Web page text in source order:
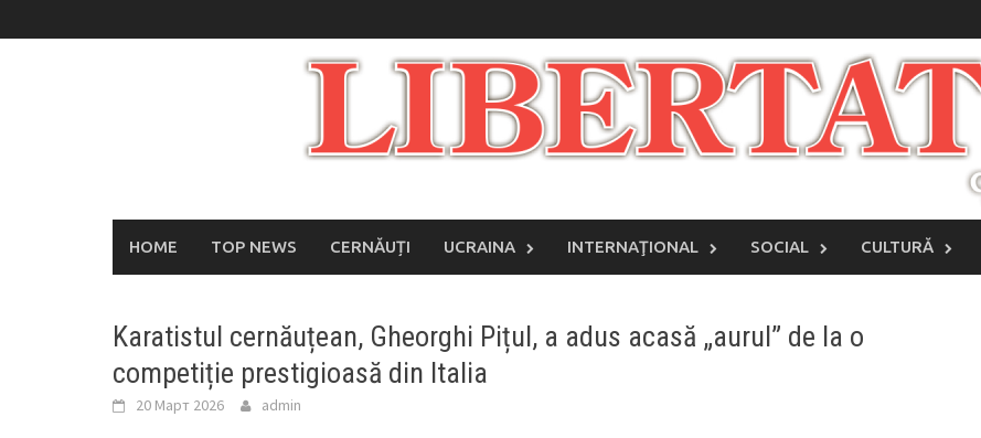
to
HOME TOP NEWS CERNĂUȚI UCRAINA INTERNAŢIONAL SOCIAL CULTURĂ
Karatistul cernăuțean, Gheorghi Pițul, a adus acasă „aurul” de la o
competiție prestigioasă din Italia
20 Март 2026 admin